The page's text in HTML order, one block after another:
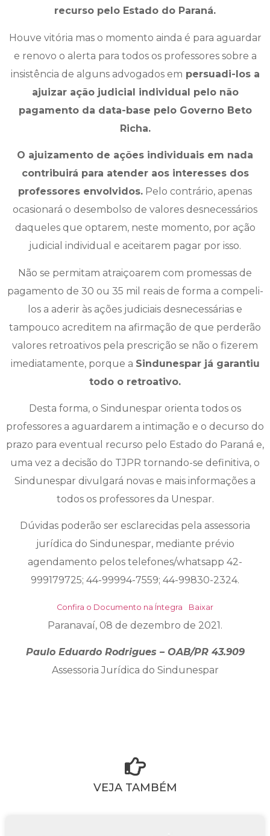
recurso pelo Estado do Paraná.
Houve vitória mas o momento ainda é para aguardar
e renovo o alerta para todos os professores sobre a
insistência de alguns advogados em persuadi-los a
ajuizar ação judicial individual pelo não
pagamento da data-base pelo Governo Beto
Richa.
O ajuizamento de ações individuais em nada
contribuirá para atender aos interesses dos
professores envolvidos. Pelo contrário, apenas
ocasionará o desembolso de valores desnecessários
daqueles que optarem, neste momento, por ação
judicial individual e aceitarem pagar por isso.
Não se permitam atraiçoarem com promessas de
pagamento de 30 ou 35 mil reais de forma a compeli-
los a aderir às ações judiciais desnecessárias e
tampouco acreditem na afirmação de que perderão
valores retroativos pela prescrição se não o fizerem
imediatamente, porque a Sindunespar já garantiu
todo o retroativo.
Desta forma, o Sindunespar orienta todos os
professores a aguardarem a intimação e o decurso do
prazo para eventual recurso pelo Estado do Paraná e,
uma vez a decisão do TJPR tornando-se definitiva, o
Sindunespar divulgará novas e mais informações a
todos os professores da Unespar.
Dúvidas poderão ser esclarecidas pela assessoria
jurídica do Sindunespar, mediante prévio
agendamento pelos telefones/whatsapp 42-
999179725; 44-99994-7559; 44-99830-2324.
Confira o Documento na Íntegra Baixar
Paranavaí, 08 de dezembro de 2021.
Paulo Eduardo Rodrigues – OAB/PR 43.909
Assessoria Jurídica do Sindunespar
VEJA TAMBÉM